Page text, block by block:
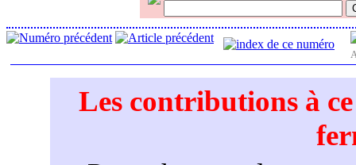
Les contributions à